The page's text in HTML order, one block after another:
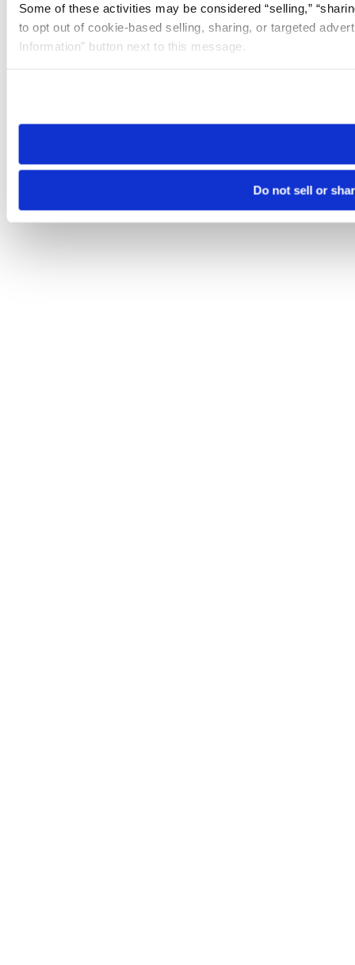
Some of these activities may be considered “selling,”
to opt out of cookie-based selling, sharing, or targeted
Information” button next to this message.
need to be set again.
Do not sell or